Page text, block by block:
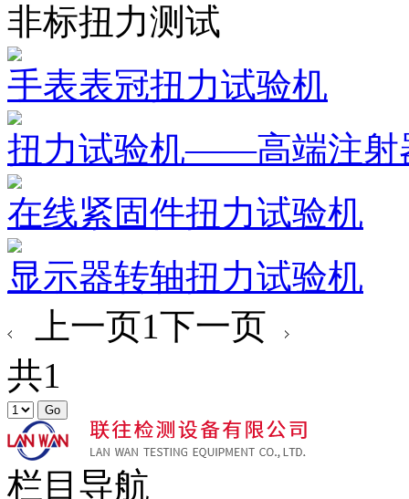
非标扭力测试
手表表冠扭力试验机
扭力试验机——高端注射
在线紧固件扭力试验机
显示器转轴扭力试验机
上一页1下一页
共1
栏目导航